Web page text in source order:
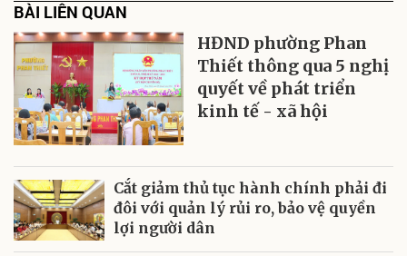
BÀI LIÊN QUAN
HĐND phường Phan
Thiết thông qua 5 nghị
quyết về phát triển
kinh tế - xã hội
Cắt giảm thủ tục hành chính phải đi
đôi với quản lý rủi ro, bảo vệ quyền
lợi người dân